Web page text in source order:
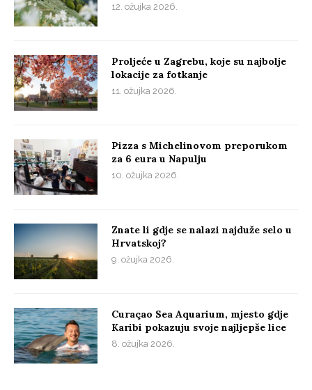
12. ožujka 2026.
Proljeće u Zagrebu, koje su najbolje
lokacije za fotkanje
11. ožujka 2026.
Pizza s Michelinovom preporukom
za 6 eura u Napulju
10. ožujka 2026.
Znate li gdje se nalazi najduže selo u
Hrvatskoj?
9. ožujka 2026.
Curaçao Sea Aquarium, mjesto gdje
Karibi pokazuju svoje najljepše lice
8. ožujka 2026.